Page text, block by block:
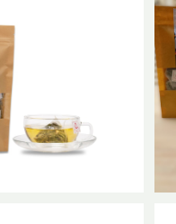
ティー 爽-SOU 普
サイズ